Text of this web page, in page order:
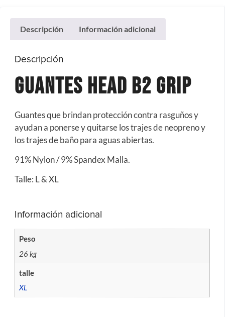
Descripción Información adicional
Descripción
Guantes Head B2 Grip
Guantes que brindan protección contra rasguños y
ayudan a ponerse y quitarse los trajes de neopreno y
los trajes de baño para aguas abiertas.
91% Nylon / 9% Spandex Malla.
Talle: L & XL
Información adicional
Peso
26 kg
talle
XL